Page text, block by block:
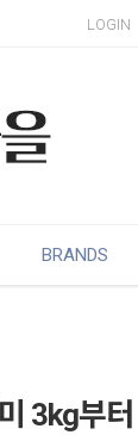
LOGIN
BRANDS
3kg부터